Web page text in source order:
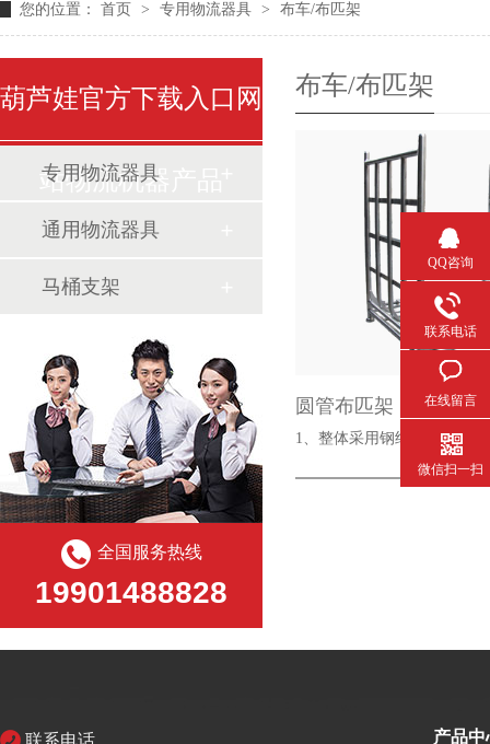
您的位置： 首页 > 专用物流器具 > 布车/布匹架
布车/布匹架
圆管布匹架
1、整体采用钢结构，结构稳固
葫芦娃官方下载入口网
站物流机器产品
专用物流器具
通用物流器具
马桶支架
全国服务热线
19901488828
联系电话 产品中
QQ咨询
联系电话
在线留言
微信扫一扫